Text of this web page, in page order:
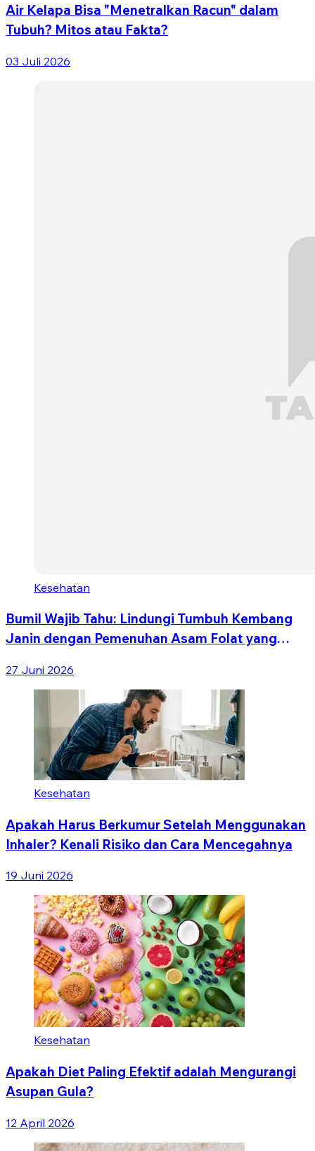
Air Kelapa Bisa "Menetralkan Racun" dalam
Tubuh? Mitos atau Fakta?
03 Juli 2026
Kesehatan
Bumil Wajib Tahu: Lindungi Tumbuh Kembang
Janin dengan Pemenuhan Asam Folat yang
27 Juni 2026
Kesehatan
Apakah Harus Berkumur Setelah Menggunakan
Inhaler? Kenali Risiko dan Cara Mencegahnya
19 Juni 2026
Kesehatan
Apakah Diet Paling Efektif adalah Mengurangi
Asupan Gula?
12 April 2026